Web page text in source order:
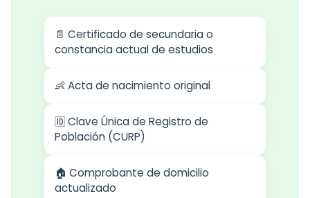
📄 Certificado de secundaria o
constancia actual de estudios
👶 Acta de nacimiento original
🆔 Clave Única de Registro de
Población (CURP)
🏠 Comprobante de domicilio
actualizado